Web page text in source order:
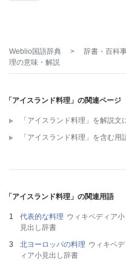
Weblio国語辞典 > 辞書・百科
理の意味・解説
「アイスランド料理」の関連ページ
「アイスランド料理」を解説文
「アイスランド料理」を含む用
「アイスランド料理」の関連用語
代表的な料理 ウィキペディア小
見出し辞書
北ヨーロッパの料理 ウィキペデ
ィア小見出し辞書